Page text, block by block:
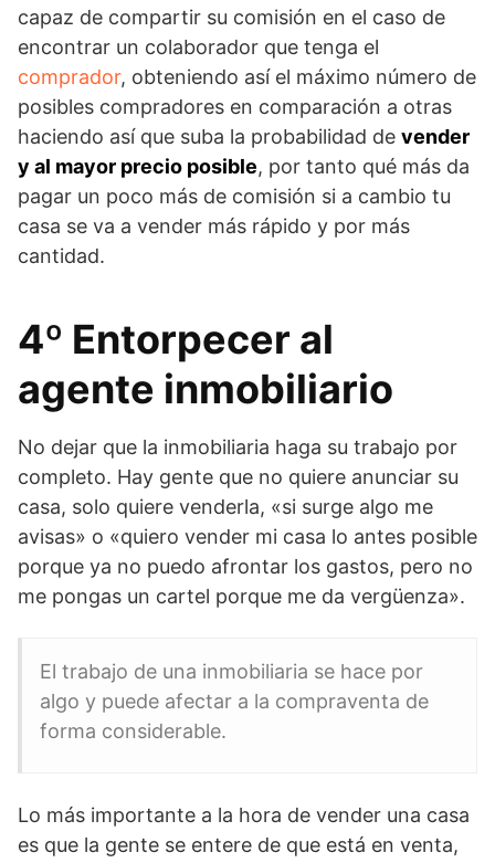
capaz de compartir su comisión en el caso de
encontrar un colaborador que tenga el
comprador, obteniendo así el máximo número de
posibles compradores en comparación a otras
haciendo así que suba la probabilidad de vender
y al mayor precio posible, por tanto qué más da
pagar un poco más de comisión si a cambio tu
casa se va a vender más rápido y por más
cantidad.
4º Entorpecer al
agente inmobiliario
No dejar que la inmobiliaria haga su trabajo por
completo. Hay gente que no quiere anunciar su
casa, solo quiere venderla, «si surge algo me
avisas» o «quiero vender mi casa lo antes posible
porque ya no puedo afrontar los gastos, pero no
me pongas un cartel porque me da vergüenza».
El trabajo de una inmobiliaria se hace por
algo y puede afectar a la compraventa de
forma considerable.
Lo más importante a la hora de vender una casa
es que la gente se entere de que está en venta,